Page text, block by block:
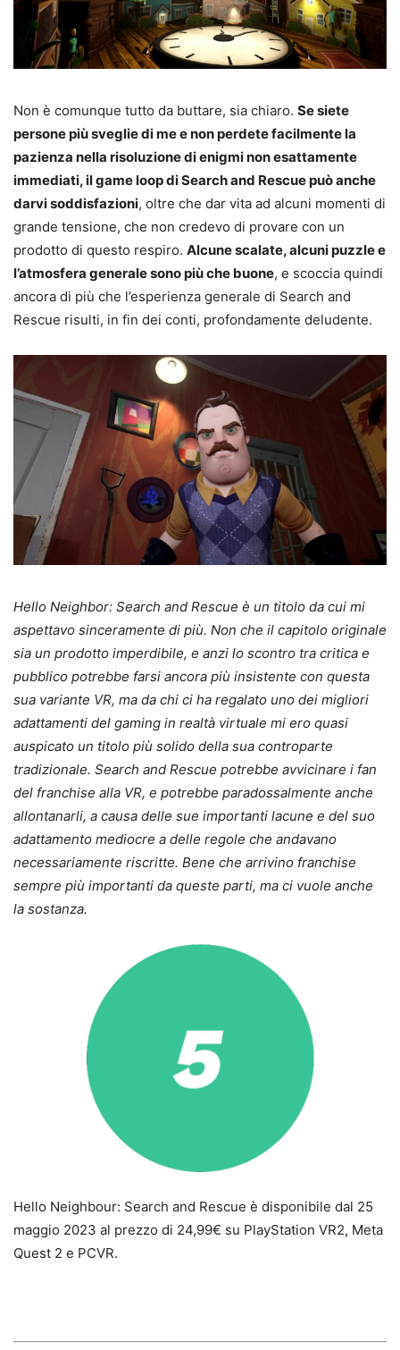
Non è comunque tutto da buttare, sia chiaro. Se siete
persone più sveglie di me e non perdete facilmente la
pazienza nella risoluzione di enigmi non esattamente
immediati, il game loop di Search and Rescue può anche
darvi soddisfazioni, oltre che dar vita ad alcuni momenti di
grande tensione, che non credevo di provare con un
prodotto di questo respiro. Alcune scalate, alcuni puzzle e
l’atmosfera generale sono più che buone, e scoccia quindi
ancora di più che l’esperienza generale di Search and
Rescue risulti, in fin dei conti, profondamente deludente.
Hello Neighbor: Search and Rescue è un titolo da cui mi
aspettavo sinceramente di più. Non che il capitolo originale
sia un prodotto imperdibile, e anzi lo scontro tra critica e
pubblico potrebbe farsi ancora più insistente con questa
sua variante VR, ma da chi ci ha regalato uno dei migliori
adattamenti del gaming in realtà virtuale mi ero quasi
auspicato un titolo più solido della sua controparte
tradizionale. Search and Rescue potrebbe avvicinare i fan
del franchise alla VR, e potrebbe paradossalmente anche
allontanarli, a causa delle sue importanti lacune e del suo
adattamento mediocre a delle regole che andavano
necessariamente riscritte. Bene che arrivino franchise
sempre più importanti da queste parti, ma ci vuole anche
la sostanza.
Hello Neighbour: Search and Rescue è disponibile dal 25
maggio 2023 al prezzo di 24,99€ su PlayStation VR2, Meta
Quest 2 e PCVR.